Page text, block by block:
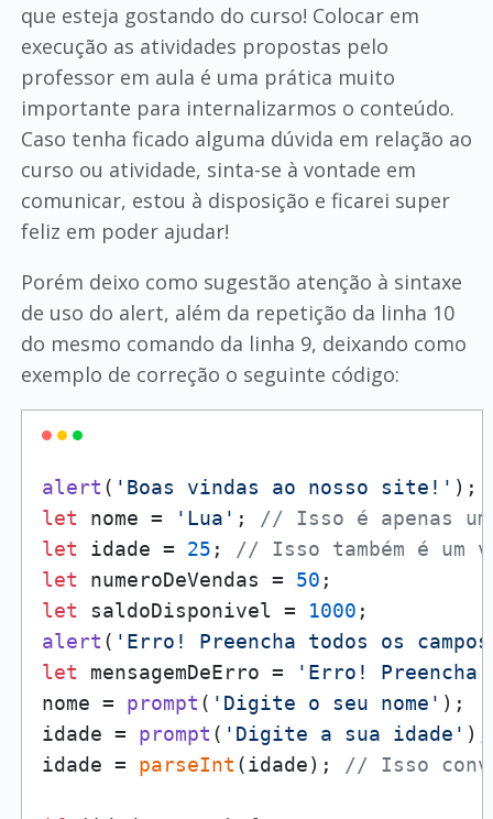
que esteja gostando do curso! Colocar em
execução as atividades propostas pelo
professor em aula é uma prática muito
importante para internalizarmos o conteúdo.
Caso tenha ficado alguma dúvida em relação ao
curso ou atividade, sinta-se à vontade em
comunicar, estou à disposição e ficarei super
feliz em poder ajudar!
Porém deixo como sugestão atenção à sintaxe
de uso do alert, além da repetição da linha 10
do mesmo comando da linha 9, deixando como
exemplo de correção o seguinte código:
alert ( 'Boas vindas ao nosso site!'
let nome = 'Lua' ; // Isso é apenas
let idade = 25 ; // Isso também é
let numeroDeVendas = 50
let saldoDisponivel = 1000
alert ( 'Erro! Preencha todos os
let mensagemDeErro =
'Erro! Preencha
nome = prompt ( 'Digite o seu nome' );
idade = prompt ( 'Digite a sua idade' );
idade = parseInt (idade); // Isso